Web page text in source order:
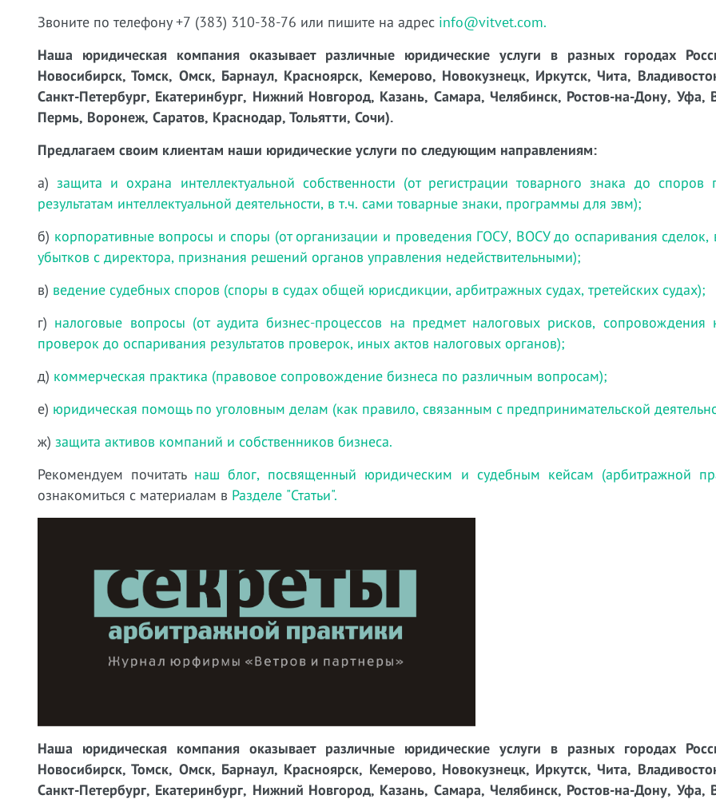
Звоните по телефону +7 (383) 310-38-76 или пишите на адрес info@vitvet.com.
Наша юридическая компания оказывает различные юридические услуги в разных городах
Новосибирск, Томск, Омск, Барнаул, Красноярск, Кемерово, Новокузнецк, Иркутск, Чита,
Санкт-Петербург, Екатеринбург, Нижний Новгород, Казань, Самара, Челябинск, Ростов-на-Дону, Уфа,
Пермь, Воронеж, Саратов, Краснодар, Тольятти, Сочи).
Предлагаем своим клиентам наши юридические услуги по следующим направлениям:
а)защита и охрана интеллектуальной собственности (от регистрации товарного знака до
результатам интеллектуальной деятельности, в т.ч. сами товарные знаки, программы для эвм);
б) корпоративные вопросы и споры (от организации и проведения ГОСУ, ВОСУ до оспаривания сделок,
убытков с директора, признания решений органов управления недействительными);
в) ведение судебных споров (споры в судах общей юрисдикции, арбитражных судах, третейских судах);
г) налоговые вопросы (от аудита бизнес-процессов на предмет налоговых рисков, сопровождения
проверок до оспаривания результатов проверок, иных актов налоговых органов);
д) коммерческая практика (правовое сопровождение бизнеса по различным вопросам);
е) юридическая помощь по уголовным делам (как правило, связанным с предпринимательской
ж) защита активов компаний и собственников бизнеса.
Рекомендуем почитать наш блог, посвященный юридическим и судебным кейсам (арбитражной
ознакомиться с материалам в Разделе "Статьи".
Наша юридическая компания оказывает различные юридические услуги в разных городах
Новосибирск, Томск, Омск, Барнаул, Красноярск, Кемерово, Новокузнецк, Иркутск, Чита,
Санкт-Петербург, Екатеринбург, Нижний Новгород, Казань, Самара, Челябинск, Ростов-на-Дону, Уфа,